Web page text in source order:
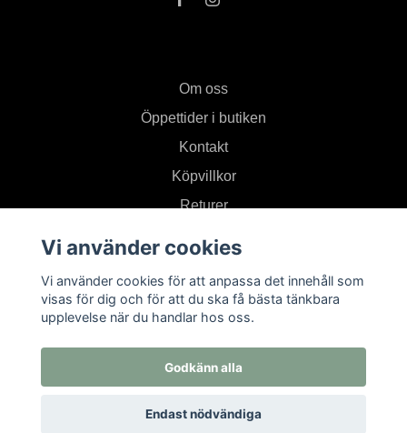
Om oss
Öppettider i butiken
Kontakt
Köpvillkor
Returer
Prenumerera på vårt nyhetsbrev
© 2026 Textil i Od
Vi använder cookies
Vi använder cookies för att anpassa det innehåll som
visas för dig och för att du ska få bästa tänkbara
upplevelse när du handlar hos oss.
Godkänn alla
Endast nödvändiga